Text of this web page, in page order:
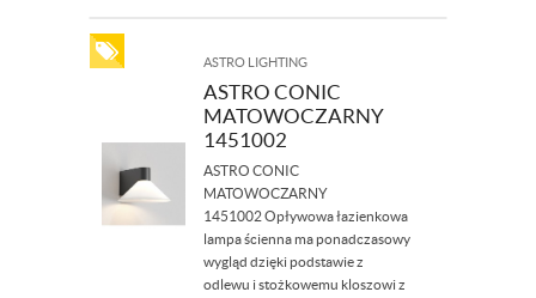
ASTRO LIGHTING
ASTRO CONIC
MATOWOCZARNY
1451002
ASTRO CONIC
MATOWOCZARNY
1451002 Opływowa łazienkowa
lampa ścienna ma ponadczasowy
wygląd dzięki podstawie z
odlewu i stożkowemu kloszowi z